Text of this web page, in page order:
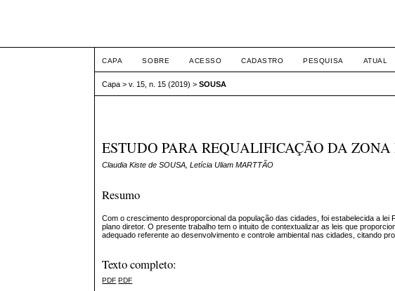
CAPA SOBRE ACESSO CADASTRO PESQUISA ATUAL
Capa >v. 15, n. 15 (2019) >SOUSA
ESTUDO PARA REQUALIFICAÇÃO DA
Claudia Kiste de SOUSA, Letícia Uliam MARTTÃO
Resumo
Com o crescimento desproporcional da população das cidades, foi estabelecida a
plano diretor. O presente trabalho tem o intuito de contextualizar as leis que
adequado referente ao desenvolvimento e controle ambiental nas cidades, citando
Texto completo:
PDF PDF